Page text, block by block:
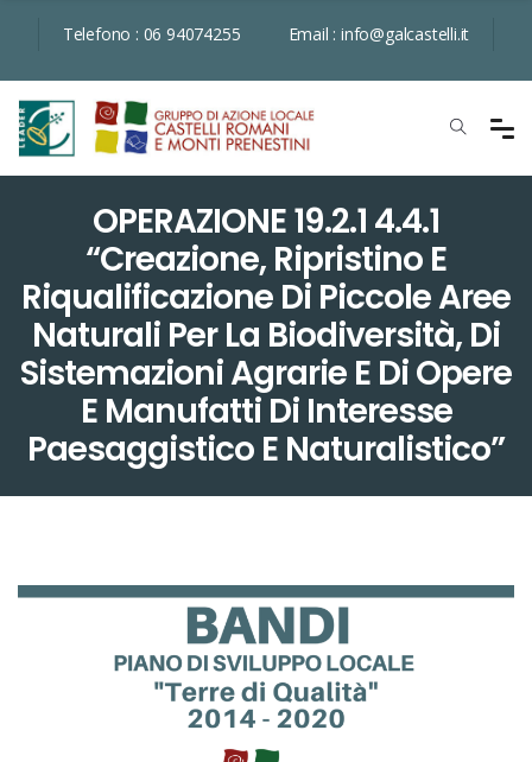
Telefono : 06 94074255 Email : info@galcastelli.it
OPERAZIONE 19.2.1 4.4.1
“Creazione, Ripristino E
Riqualificazione Di Piccole Aree
Naturali Per La Biodiversità, Di
Sistemazioni Agrarie E Di Opere
E Manufatti Di Interesse
Paesaggistico E Naturalistico”